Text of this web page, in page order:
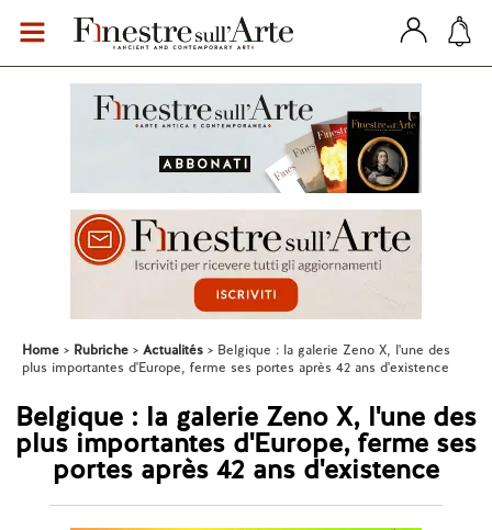
Home Rubriche Actualités
Belgique : la galerie Zeno X, l'une des
plus importantes d'Europe, ferme ses portes après 42 ans d'existence
Belgique : la galerie Zeno X, l'une des
plus importantes d'Europe, ferme ses
portes après 42 ans d'existence